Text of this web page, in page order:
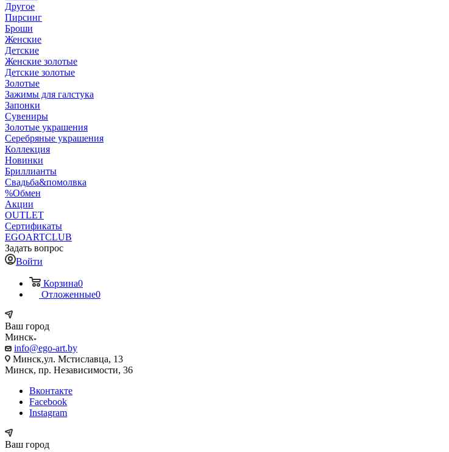
Другое
Пирсинг
Броши
Женские
Детские
Женские золотые
Детские золотые
Золотые
Зажимы для галстука
Запонки
Сувениры
Золотые украшения
Серебряные украшения
Коллекция
Новинки
Бриллианты
Свадьба&помолвка
%Обмен
Акции
OUTLET
Сертификаты
EGOARTCLUB
Задать вопрос
Войти
Корзина0
Отложенные0
Ваш город
Минск
info@ego-art.by
Минск,ул. Мстиславца, 13
Минск, пр. Независимости, 36
Вконтакте
Facebook
Instagram
Ваш город